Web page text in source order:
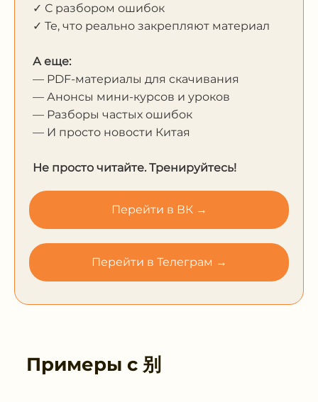
✓ С разбором ошибок
✓ Те, что реально закрепляют материал
А еще:
— PDF-материалы для скачивания
— Анонсы мини-курсов и уроков
— Разборы частых ошибок
— И просто новости Китая
Не просто читайте. Тренируйтесь!
Перейти в ВК →
Перейти в Телеграм →
Примеры с 别